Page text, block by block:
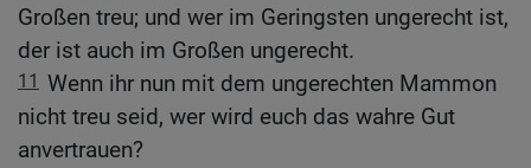
Großen treu; und wer im Geringsten ungerecht ist,
der ist auch im Großen ungerecht.
11 Wenn ihr nun mit dem ungerechten Mammon
nicht treu seid, wer wird euch das wahre Gut
anvertrauen?